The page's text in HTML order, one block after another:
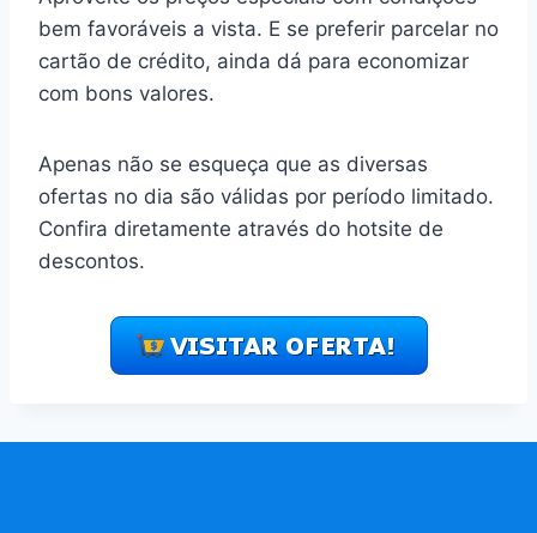
bem favoráveis a vista. E se preferir parcelar no
cartão de crédito, ainda dá para economizar
com bons valores.
Apenas não se esqueça que as diversas
ofertas no dia são válidas por período limitado.
Confira diretamente através do hotsite de
descontos.